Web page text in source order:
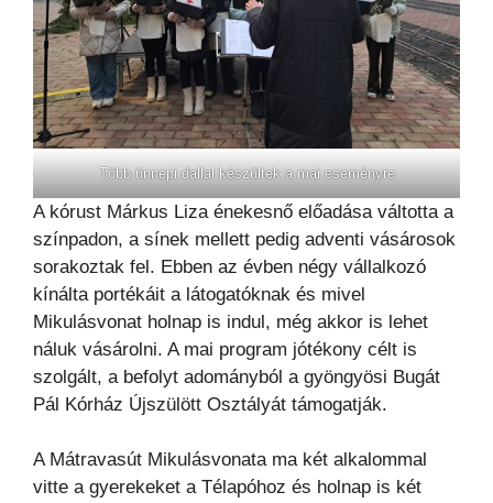
Több ünnepi dallal készültek a mai eseményre
A kórust Márkus Liza énekesnő előadása váltotta a
színpadon, a sínek mellett pedig adventi vásárosok
sorakoztak fel. Ebben az évben négy vállalkozó
kínálta portékáit a látogatóknak és mivel
Mikulásvonat holnap is indul, még akkor is lehet
náluk vásárolni. A mai program jótékony célt is
szolgált, a befolyt adományból a gyöngyösi Bugát
Pál Kórház Újszülött Osztályát támogatják.
A Mátravasút Mikulásvonata ma két alkalommal
vitte a gyerekeket a Télapóhoz és holnap is két